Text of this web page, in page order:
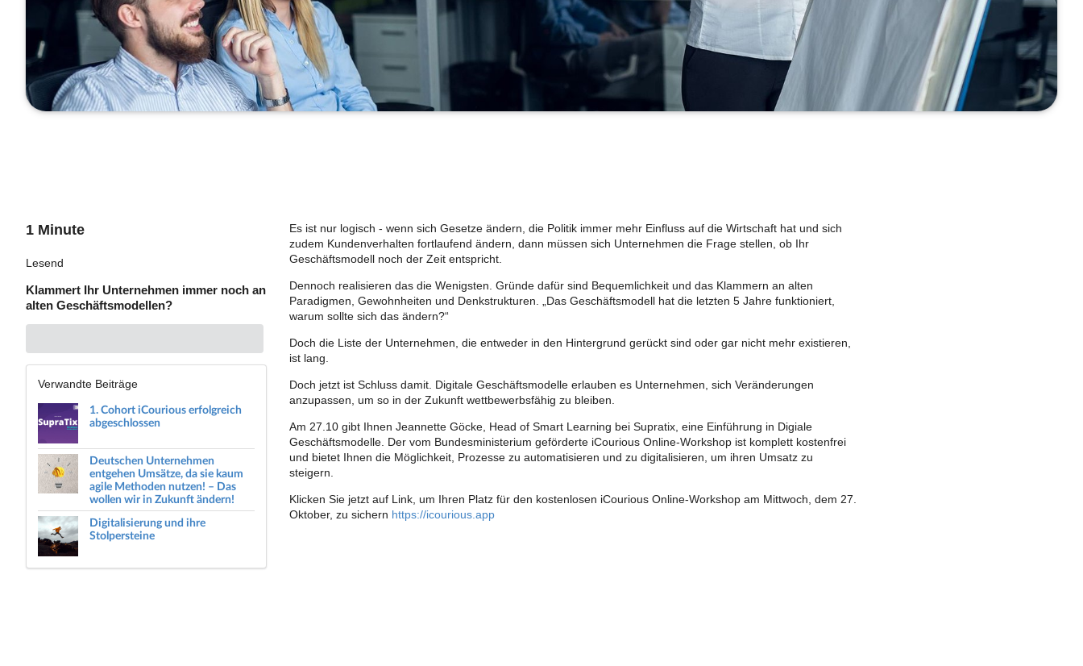
1 Minute
Lesend
Klammert Ihr Unternehmen immer noch an
alten Geschäftsmodellen?
Verwandte Beiträge
1. Cohort iCourious erfolgreich
abgeschlossen
Deutschen Unternehmen
entgehen Umsätze, da sie kaum
agile Methoden nutzen! – Das
wollen wir in Zukunft ändern!
Digitalisierung und ihre
Stolpersteine
Es ist nur logisch - wenn sich Gesetze ändern, die Politik immer mehr Einfluss auf die Wirtschaft hat und sich
zudem Kundenverhalten fortlaufend ändern, dann müssen sich Unternehmen die Frage stellen, ob Ihr
Geschäftsmodell noch der Zeit entspricht.
Dennoch realisieren das die Wenigsten. Gründe dafür sind Bequemlichkeit und das Klammern an alten
Paradigmen, Gewohnheiten und Denkstrukturen. „Das Geschäftsmodell hat die letzten 5 Jahre funktioniert,
warum sollte sich das ändern?“
Doch die Liste der Unternehmen, die entweder in den Hintergrund gerückt sind oder gar nicht mehr existieren,
ist lang.
Doch jetzt ist Schluss damit. Digitale Geschäftsmodelle erlauben es Unternehmen, sich Veränderungen
anzupassen, um so in der Zukunft wettbewerbsfähig zu bleiben.
Am 27.10 gibt Ihnen Jeannette Göcke, Head of Smart Learning bei Supratix, eine Einführung in Digiale
Geschäftsmodelle. Der vom Bundesministerium geförderte iCourious Online-Workshop ist komplett kostenfrei
und bietet Ihnen die Möglichkeit, Prozesse zu automatisieren und zu digitalisieren, um ihren Umsatz zu
steigern.
Klicken Sie jetzt auf Link, um Ihren Platz für den kostenlosen iCourious Online-Workshop am Mittwoch, dem 27.
Oktober, zu sichern https://icourious.app